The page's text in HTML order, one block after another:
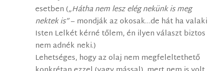
esetben („Hátha nem lesz elég nekünk is meg
nektek is”– mondják az okosak…de hát ha valaki
Isten Lelkét kérné tőlem, én ilyen választ biztos
nem adnék neki.)
Lehetséges, hogy az olaj nem megfeleltethető